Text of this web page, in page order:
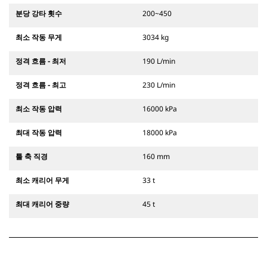
분당 강타 횟수 200~450
최소 작동 무게 3034 kg
정격 흐름 - 최저 190 L/min
정격 흐름 - 최고 230 L/min
최소 작동 압력 16000 kPa
최대 작동 압력 18000 kPa
툴 축 직경 160 mm
최소 캐리어 무게 33 t
최대 캐리어 중량 45 t